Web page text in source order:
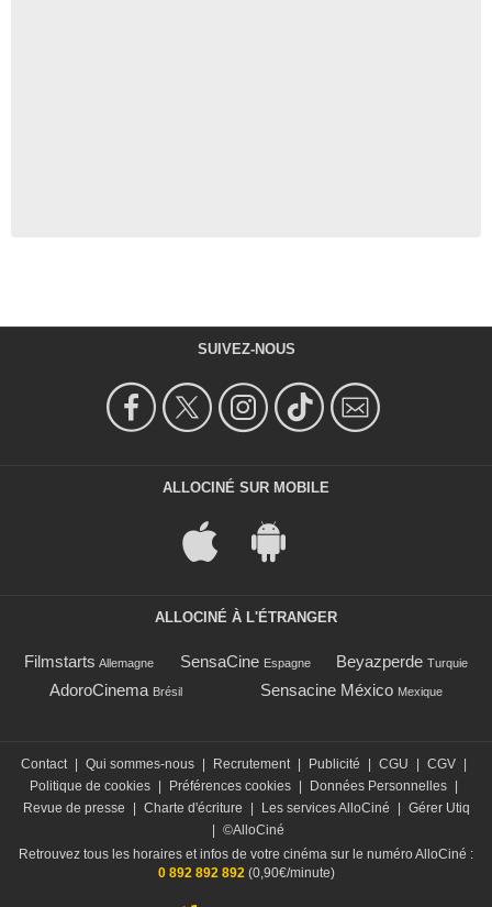
SUIVEZ-NOUS
ALLOCINÉ SUR MOBILE
ALLOCINÉ À L'ÉTRANGER
Filmstarts Allemagne SensaCine Espagne Beyazperde Turquie
AdoroCinema Brésil Sensacine México Mexique
Contact Qui sommes-nous Recrutement Publicité CGU CGV
Politique de cookies
Préférences cookies Données Personnelles
Revue de presse
Charte d'écriture Les services AlloCiné
Gérer Utiq
©AlloCiné
Retrouvez tous les horaires et infos de votre cinéma sur le numéro AlloCiné :
0 892 892 892(0,90€/minute)